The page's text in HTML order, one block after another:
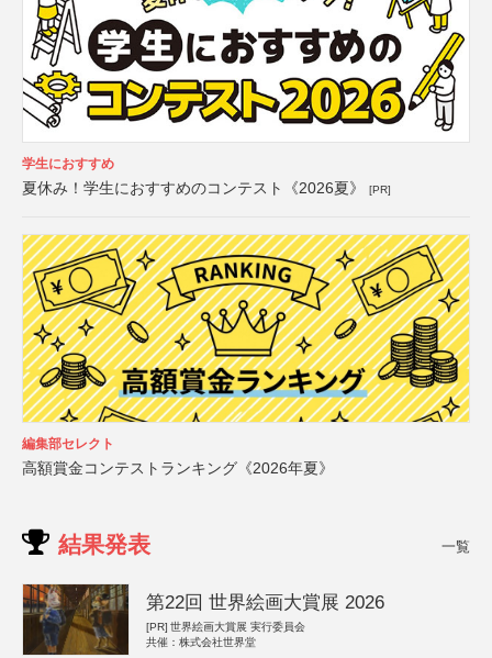
学生におすすめ
夏休み！学生におすすめのコンテスト《2026夏》 [PR]
編集部セレクト
高額賞金コンテストランキング《2026年夏》
結果発表 一覧
第22回 世界絵画大賞展 2026
[PR] 世界絵画大賞展 実行委員会
共催：株式会社世界堂